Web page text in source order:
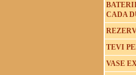
CADA
TEVI
VASE